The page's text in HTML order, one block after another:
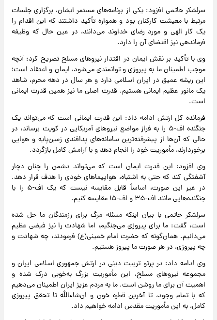
سرلشکر حاتمی افزود: یکی از برنامه‌های مستمر ایشان، برگزاری جلسات
مرتبط با معیشت کارکنان بود و همواره تأکید داشتند که این اقدام را
یک کار الهی و مورد رضای خداوند می‌دانند، در عین حال که وظیفه
فرماندهی نیز اقتضای آن را دارد.
وی با تأکید بر نقش ایمان در اقتدار نیروهای مسلح تصریح کرد: آنچه
موجب اطمینان ما به پیروزی و توانمندی می‌شود، ایمان و اعتقاد است؛
این ریشه عمیق در ایران اسلامی دارد و هر سال در دهه محرم، شاهد
یک مانور عظیم ایمانی هستیم. قدرت اصلی ما نیز همین قدرت ایمانی
است.
فرمانده کل ارتش ادامه داد: این قدرت ایمانی است که می‌تواند یک
جنگنده اف-۵ را به فراز مواضع نیروهای آمریکایی در کویت برساند، در
حالی که آن‌ها از پیشرفته‌ترین سامانه‌های پدافندی زمین‌پایه و هوایی
برخوردارند، مأموریت خود را انجام دهد و با آرامش کامل بازگردد.
وی افزود: این قدرت ایمان است که می‌تواند دشمن را چنان دچار
آشفتگی کند که حتی به اشتباه، هواپیماهای خودی را هدف قرار دهد.
در غیر این صورت، اساساً قابل مقایسه نیست که یک اف-۵ را با
جنگنده‌هایی مانند اف-۳۵ و اف-۱۵ مقایسه کنیم.
سرلشکر حاتمی با بیان اینکه مسئله مرگ برای رزمندگان ما حل شده
است، گفت: ما برای پیروزی می‌جنگیم، اما شهادت را نیز فیضی عظیم
می‌دانیم. همان‌گونه که حضرت امام خمینی(ع) فرمودند، چه شهادت و
چه پیروزی، در هر صورت ما پیروز هستیم.
وی ادامه داد: در پرتو تربیت دینی در ارتش جمهوری اسلامی ایران و
مجموعه نیروهای مسلح، این مأموریت بزرگ به‌خوبی درک شده و
اهمیت آن برای ما روشن است. ما به مردم عزیز ایران اطمینان می‌دهیم
که با تمام وجود، تا آخرین قطره خون و ان‌شاءالله تا تحقق پیروزی
کامل، به این مأموریت مقدس ادامه خواهیم داد.